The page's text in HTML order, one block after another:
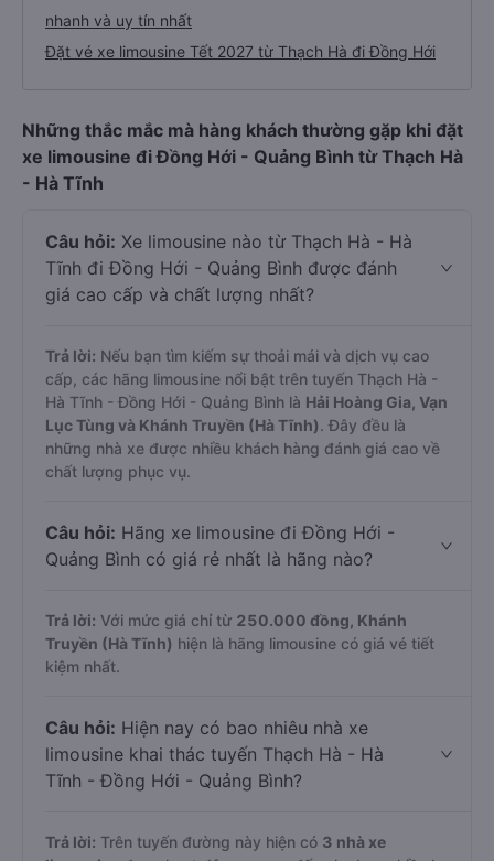
nhanh và uy tín nhất
Đặt vé xe limousine Tết 2027 từ Thạch Hà đi Đồng Hới
Những thắc mắc mà hàng khách thường gặp khi đặt
xe limousine đi Đồng Hới - Quảng Bình từ Thạch Hà
- Hà Tĩnh
Câu hỏi: Xe limousine nào từ Thạch Hà - Hà
Tĩnh đi Đồng Hới - Quảng Bình được đánh
giá cao cấp và chất lượng nhất?
Trả lời: Nếu bạn tìm kiếm sự thoải mái và dịch vụ cao
cấp, các hãng limousine nổi bật trên tuyến Thạch Hà -
Hà Tĩnh - Đồng Hới - Quảng Bình là Hải Hoàng Gia, Vạn
Lục Tùng và Khánh Truyền (Hà Tĩnh). Đây đều là
những nhà xe được nhiều khách hàng đánh giá cao về
chất lượng phục vụ.
Câu hỏi: Hãng xe limousine đi Đồng Hới -
Quảng Bình có giá rẻ nhất là hãng nào?
Trả lời: Với mức giá chỉ từ 250.000 đồng, Khánh
Truyền (Hà Tĩnh) hiện là hãng limousine có giá vé tiết
kiệm nhất.
Câu hỏi: Hiện nay có bao nhiêu nhà xe
limousine khai thác tuyến Thạch Hà - Hà
Tĩnh - Đồng Hới - Quảng Bình?
Trả lời: Trên tuyến đường này hiện có 3 nhà xe